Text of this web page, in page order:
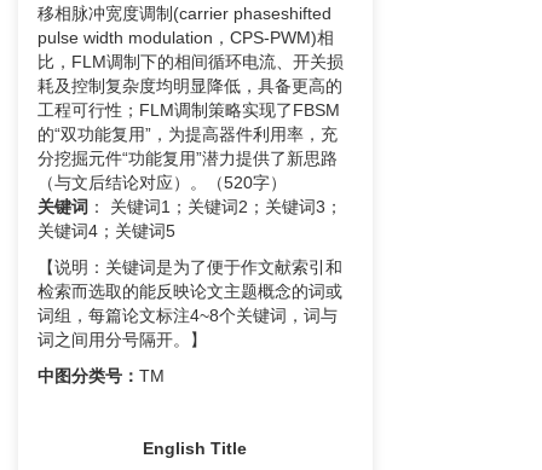
移相脉冲宽度调制(carrier phaseshifted
pulse width modulation，CPS-PWM)相
比，FLM调制下的相间循环电流、开关损
耗及控制复杂度均明显降低，具备更高的
工程可行性；FLM调制策略实现了FBSM
的“双功能复用”，为提高器件利用率，充
分挖掘元件“功能复用”潜力提供了新思路
（与文后结论对应）。（520字）
关键词 ： 关键词1；关键词2；关键词3；
关键词4；关键词5
【说明：关键词是为了便于作文献索引和
检索而选取的能反映论文主题概念的词或
词组，每篇论文标注4~8个关键词，词与
词之间用分号隔开。】
中图分类号： TM
English Title